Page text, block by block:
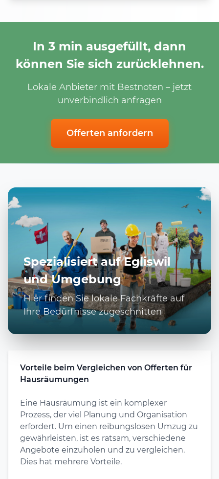
In 3 min ausgefüllt, dann
können Sie sich zurücklehnen.
Lokale Anbieter mit Bestnoten – jetzt
unverbindlich anfragen
Offerten anfordern
Spezialisiert auf Egliswil
und Umgebung
Hier finden Sie lokale Fachkräfte auf
Ihre Bedürfnisse zugeschnitten
Vorteile beim Vergleichen von Offerten für
Hausräumungen
Eine Hausräumung ist ein komplexer
Prozess, der viel Planung und Organisation
erfordert. Um einen reibungslosen Umzug zu
gewährleisten, ist es ratsam, verschiedene
Angebote einzuholen und zu vergleichen.
Dies hat mehrere Vorteile.